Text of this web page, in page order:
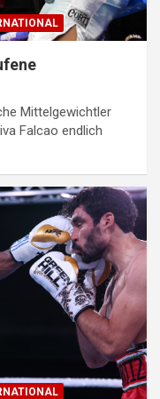
Mittelgewichtler
Falcao endlich